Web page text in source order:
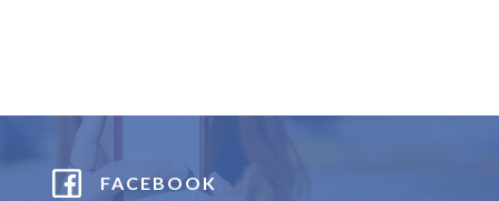
FACEBOOK